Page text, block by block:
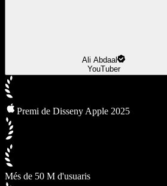
Ali Abdaal
YouTuber
Premi de Disseny Apple 2025
Més de 50 M d'usuaris